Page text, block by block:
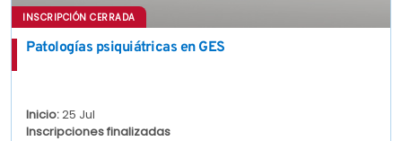
INSCRIPCIÓN CERRADA
Patologías psiquiátricas en GES
Inicio:25 Jul
Inscripciones finalizadas